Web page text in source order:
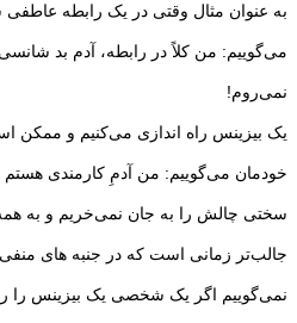
به عنوان مثال وقتی در یک رابطه
می‌گوییم: من کلاً در رابطه، آدم بد
نمی‌روم!
یک بیزینس راه اندازی می‌کنیم و ممکن
خودمان می‌گوییم: من آدمِ کارمندی
سختی چالش را به جان نمی‌خریم و به
جالب‌تر زمانی است که در جنبه های
نمی‌گوییم اگر یک شخصی یک بیزینس را